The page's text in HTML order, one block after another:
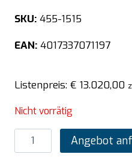
SKU: 455-1515
EAN: 4017337071197
Listenpreis: € 13.020,00
Nicht vorrätig
SARO
Schockfroster
Angebot